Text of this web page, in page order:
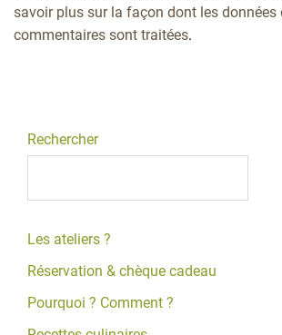
savoir plus sur la façon dont les données
commentaires sont traitées.
Rechercher
Les ateliers ?
Réservation & chèque cadeau
Pourquoi ? Comment ?